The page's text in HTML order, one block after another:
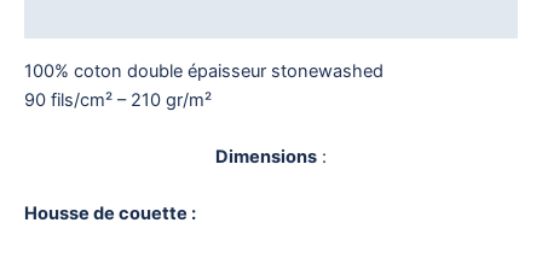
100% coton double épaisseur stonewashed
90 fils/cm² – 210 gr/m²
Dimensions :
Housse de couette :